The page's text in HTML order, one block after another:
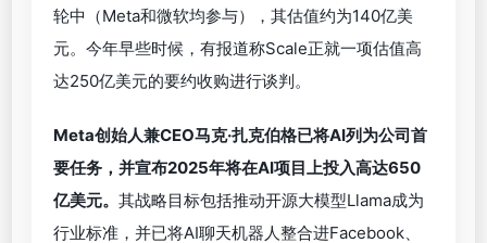
轮中（Meta和微软均参与），其估值约为140亿美
元。今年早些时候，有报道称Scale正就一项估值高
达250亿美元的要约收购进行谈判。
Meta创始人兼CEO马克·扎克伯格已将AI列为公司首
要任务，并宣布2025年将在AI项目上投入高达650
亿美元。 其战略目标包括推动开源大模型Llama成为
行业标准，并已将AI聊天机器人整合进Facebook、